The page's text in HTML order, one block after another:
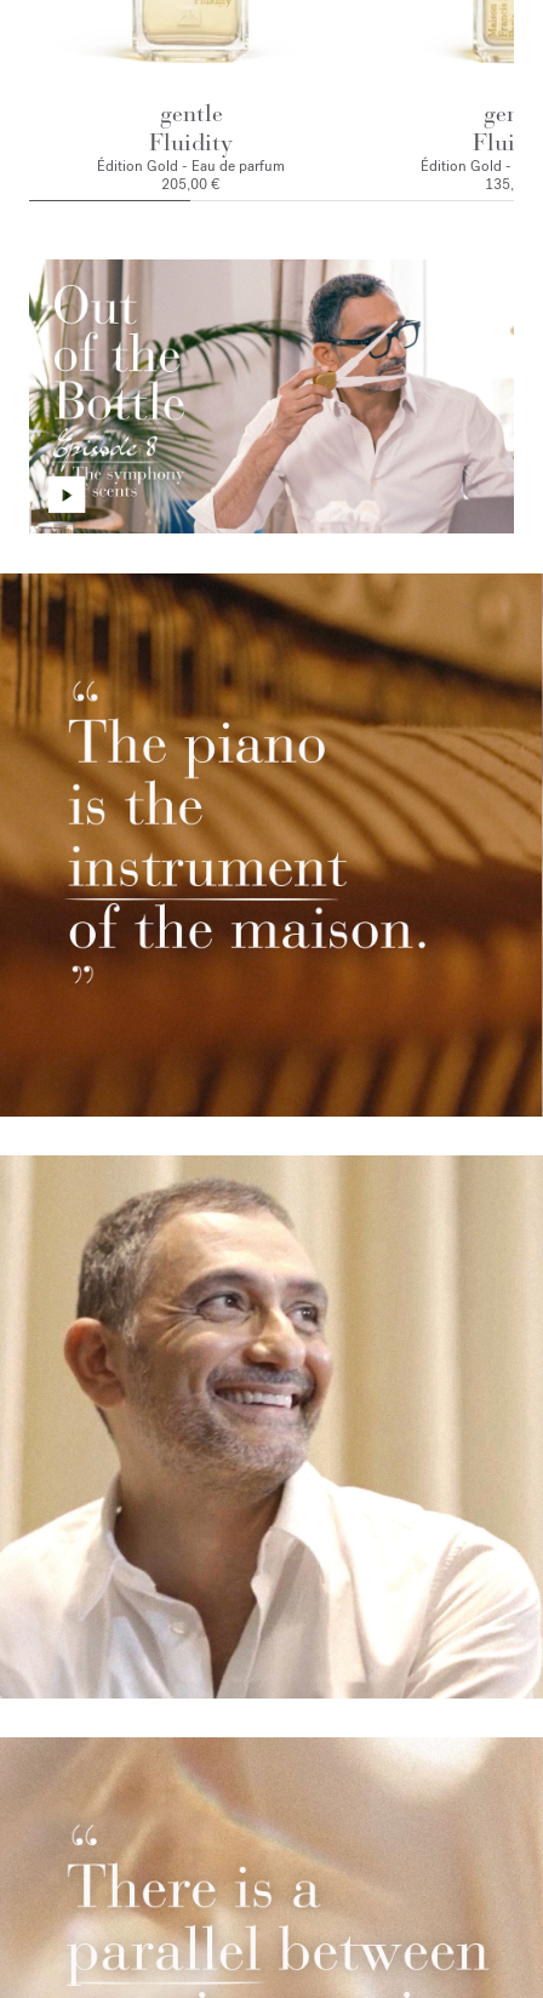
gentle
Fluidity
Édition Gold - Eau de parfum
205,00 €
Édition Gold -
135,00 €